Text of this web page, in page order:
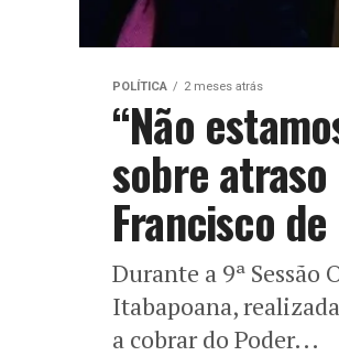
POLÍTICA 2 meses atrás
“Não
sobre
Francisco
Durante a 9ª Sessão
Itabapoana,
a cobrar do Poder...